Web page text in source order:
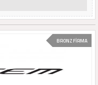
BRONZ FİRMA